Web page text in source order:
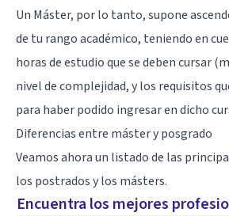
Un Máster, por lo tanto, supone
de tu rango académico, teniendo en
horas de estudio que se deben cursar
nivel de complejidad, y los requisitos
para haber podido ingresar en dicho
Diferencias entre máster y posgrado
Veamos ahora un listado de las
los postrados y los másters.
Encuentra los mejores